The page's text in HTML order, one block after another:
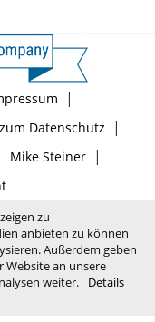
|
Datenschutz |
Mike Steiner|
zu
anbieten zu können
Außerdem geben
an unsere
weiter.
Details